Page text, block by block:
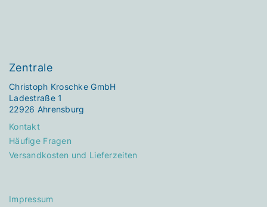
Zentrale
Christoph Kroschke GmbH
Ladestraße 1
22926 Ahrensburg
Kontakt
Häufige Fragen
Versandkosten und Lieferzeiten
Impressum